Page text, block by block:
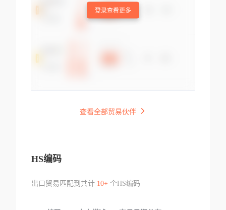
登录查看更多
查看全部贸易伙伴
HS编码
出口贸易匹配到共计 10+个HS编码